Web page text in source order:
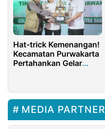
Hat-trick Kemenangan!
Kecamatan Purwakarta
Pertahankan Gelar
MEDIA PARTNER